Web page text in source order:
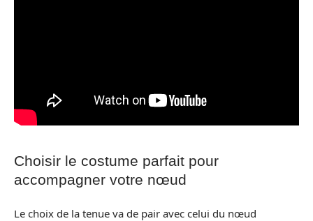
Choisir le costume parfait pour
accompagner votre nœud
Le choix de la tenue va de pair avec celui du nœud